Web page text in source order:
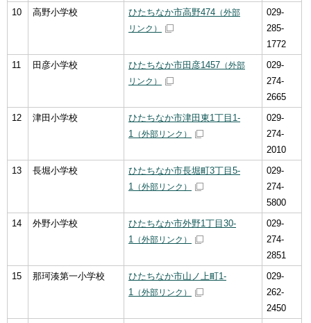
10
高野小学校 ひたちなか市高野474 （外部
リンク）
029-
285-
1772
11
田彦小学校 ひたちなか市田彦1457 （外部
リンク）
029-
274-
2665
12
津田小学校
ひたちなか市津田東1丁目1-
1
（外部リンク）
029-
274-
2010
13
長堀小学校
ひたちなか市長堀町3丁目5-
1
（外部リンク）
029-
274-
5800
14
外野小学校
ひたちなか市外野1丁目30-
1
（外部リンク）
029-
274-
2851
15
那珂湊第一小学校
ひたちなか市山ノ上町1-
1
（外部リンク）
029-
262-
2450